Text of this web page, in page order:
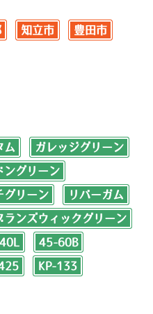
知立市 豊田市
ム ガレッジグリーン
ングリーン
グリーン リバーガム
ランズウィックグリーン
45-60B
KP-133